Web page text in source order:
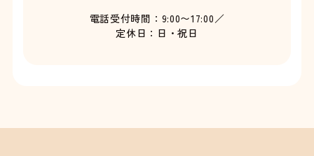
電話受付時間：9:00〜17:00／
定休日：日・祝日